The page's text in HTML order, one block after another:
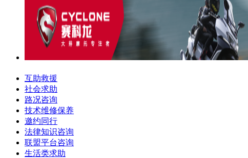
互助救援
社会求助
路况咨询
技术维修保养
邀约同行
法律知识咨询
联盟平台咨询
生活类求助